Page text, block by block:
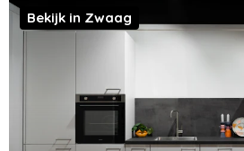
Bekijk in Zwaag